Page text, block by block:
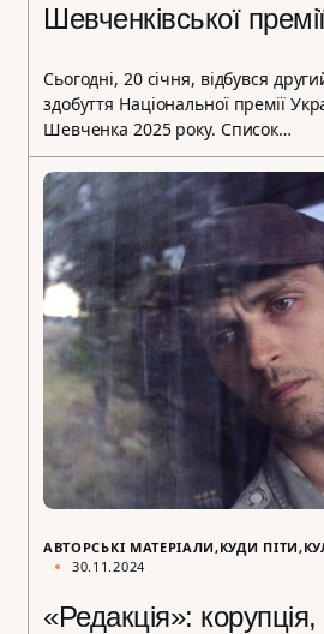
Шевченківської
Сьогодні, 20 січня, відбувся
здобуття Національної премії
Шевченка 2025 року. Список…
АВТОРСЬКІ МАТЕРІАЛИ КУДИ ПІТИ
30.11.2024
«Редакція»: